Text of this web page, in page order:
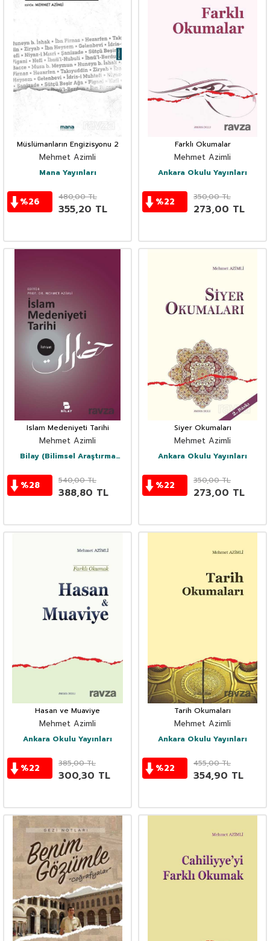
Müslümanların Engizisyonu 2
Mehmet Azimli
Mana Yayınları
%26 480,00TL
355,20 TL
Farklı Okumalar
Mehmet Azimli
Ankara Okulu Yayınları
%22 350,00TL
273,00 TL
Islam Medeniyeti Tarihi
Mehmet Azimli
Bilay (Bilimsel Araştırma
%28 540,00TL
388,80 TL
Siyer Okumaları
Mehmet Azimli
Ankara Okulu Yayınları
%22 350,00TL
273,00 TL
Hasan ve Muaviye
Mehmet Azimli
Ankara Okulu Yayınları
%22 385,00TL
300,30 TL
Tarih Okumaları
Mehmet Azimli
Ankara Okulu Yayınları
%22 455,00TL
354,90 TL